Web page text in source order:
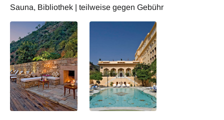
Sauna, Bibliothek | teilweise gegen Gebühr